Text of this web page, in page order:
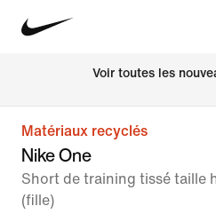
Voir toutes les
Matériaux recyclés
Nike One
Short de training tissé taille
(fille)